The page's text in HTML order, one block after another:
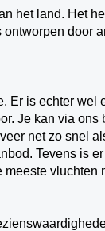
het land. Het
door
Er is echter wel
Je kan via
net zo snel
Tevens is
vluchten